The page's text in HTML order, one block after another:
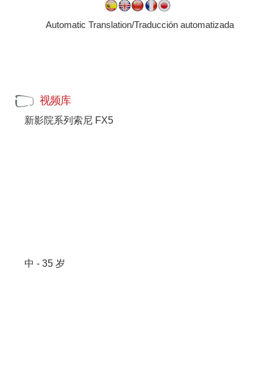
Automatic Translation/Traducción automatizada
视频库
新影院系列索尼 FX5
中 - 35 岁